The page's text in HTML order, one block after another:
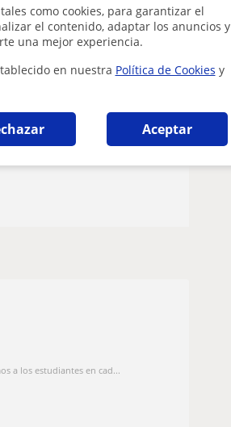
como cookies, para garantizar el
el contenido, adaptar los anuncios y
una mejor experiencia.
en nuestra Política de Cookies y
Aceptar
a los estudiantes en cad...